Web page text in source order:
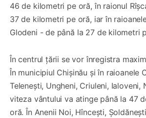
46 de kilometri pe oră, în raionul
37 de kilometri pe oră, iar în
Glodeni - de până la 27 de kilometri
În centrul țării se vor înregistra
În municipiul Chișinău și în raioanele
Telenești, Ungheni, Criuleni, Ialoveni,
viteza vântului va atinge până la 47
oră. În Anenii Noi, Hîncești,